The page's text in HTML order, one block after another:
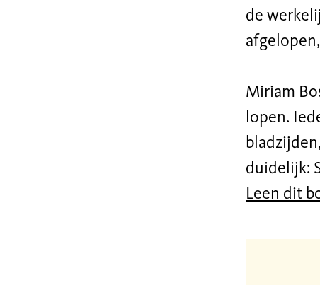
de
Miriam
lopen.
duidelijk:
Leen dit